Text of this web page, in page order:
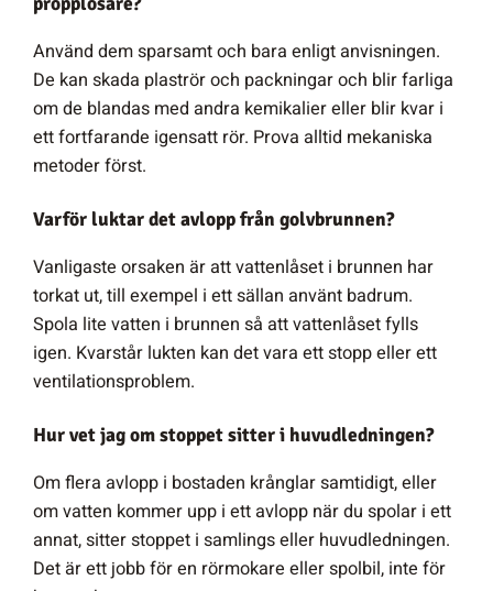
Använd dem sparsamt och bara enligt anvisningen.
De kan skada plaströr och packningar och blir farliga
om de blandas med andra kemikalier eller blir kvar i
ett fortfarande igensatt rör. Prova alltid mekaniska
metoder först.
Varför luktar det avlopp från golvbrunnen?
Vanligaste orsaken är att vattenlåset i brunnen har
torkat ut, till exempel i ett sällan använt badrum.
Spola lite vatten i brunnen så att vattenlåset fylls
igen. Kvarstår lukten kan det vara ett stopp eller ett
ventilationsproblem.
Hur vet jag om stoppet sitter i huvudledningen?
Om flera avlopp i bostaden krånglar samtidigt, eller
om vatten kommer upp i ett avlopp när du spolar i ett
annat, sitter stoppet i samlings eller huvudledningen.
Det är ett jobb för en rörmokare eller spolbil, inte för